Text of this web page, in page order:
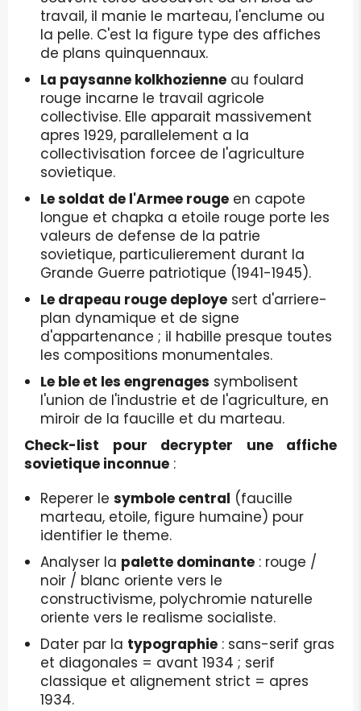
travail, il manie le marteau, l'enclume ou
la pelle. C'est la figure type des affiches
de plans quinquennaux.
La paysanne kolkhozienne au foulard
rouge incarne le travail agricole
collectivise. Elle apparait massivement
apres 1929, parallelement a la
collectivisation forcee de l'agriculture
sovietique.
Le soldat de l'Armee rouge en capote
longue et chapka a etoile rouge porte les
valeurs de defense de la patrie
sovietique, particulierement durant la
Grande Guerre patriotique (1941-1945).
Le drapeau rouge deploye sert d'arriere-
plan dynamique et de signe
d'appartenance ; il habille presque toutes
les compositions monumentales.
Le ble et les engrenages symbolisent
l'union de l'industrie et de l'agriculture, en
miroir de la faucille et du marteau.
Check-list pour decrypter une affiche
sovietique inconnue :
Reperer le symbole central (faucille
marteau, etoile, figure humaine) pour
identifier le theme.
Analyser la palette dominante : rouge /
noir / blanc oriente vers le
constructivisme, polychromie naturelle
oriente vers le realisme socialiste.
Dater par la typographie : sans-serif gras
et diagonales = avant 1934 ; serif
classique et alignement strict = apres
1934.